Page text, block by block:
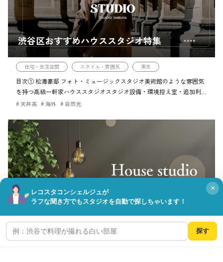
渋谷区おすすめハウススタジオ特集
住宅・生活空間 スタイル・雰囲気 東京
目次① 松濤豪邸 フォト・ミュージックスタジオ美術館のような雰囲気
を持つ高級一軒家ハウススタジオスタジオ設備・環境控え室・追加利用
料金プランアクセス最新情報・利用シーンご予約・お問い合わせ②
天井高 海外 自然光
目黒区おすすめハウススタジオ特集
住宅・生活空間 スタイル・雰囲気 目黒区
レコスタコンシェルジュが
ラフな聞き方でもスタジオを自動で探しちゃいます！
×
探す